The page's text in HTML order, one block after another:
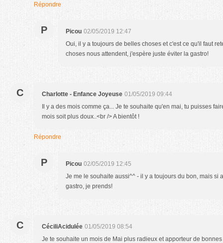
Répondre
P Picou 02/05/2019 12:47
Oui, il y a toujours de belles choses et c'est ce qu'il faut
choses nous attendent, j'espère juste éviter la gastro!
C Charlotte - Enfance Joyeuse 01/05/2019 09:44
Il y a des mois comme ça... Je te souhaite qu'en mai, tu puisses
mois soit plus doux..<br /> A bientôt !
Répondre
P Picou 02/05/2019 12:45
Je me le souhaite aussi^^ - il y a toujours du bon, mais si
gastro, je prends!
C CéciliAcidulée 01/05/2019 08:54
Je te souhaite un mois de Mai plus radieux et apporteur de